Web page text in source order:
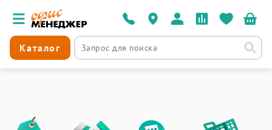
Каталог